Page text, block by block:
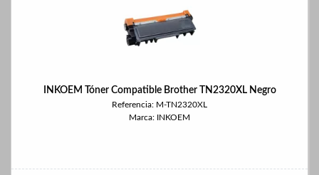
INKOEM Tóner Compatible Brother TN2320XL Negro
Referencia: M-TN2320XL
Marca: INKOEM